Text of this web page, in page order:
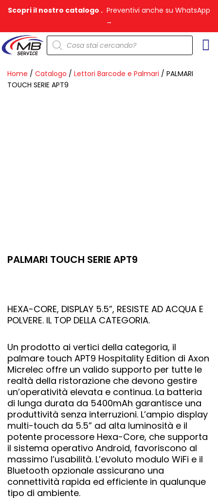
VaiScopri il nostro catalogo . Preventivi anche su WhatsApp
→
Products
search
Home / Catalogo / Lettori Barcode e Palmari / PALMARI
TOUCH SERIE APT9
PALMARI TOUCH SERIE APT9
HEXA-CORE, DISPLAY 5.5”, RESISTE AD ACQUA E
POLVERE. IL TOP DELLA CATEGORIA.
Un prodotto ai vertici della categoria, il
palmare touch APT9 Hospitality Edition di Axon
Micrelec offre un valido supporto per tutte le
realtà della ristorazione che devono gestire
un’operatività elevata e continua. La batteria
di lunga durata da 5400mAh garantisce una
produttività senza interruzioni. L’ampio display
multi-touch da 5.5” ad alta luminosità e il
potente processore Hexa-Core, che supporta
il sistema operativo Android, favoriscono al
massimo l’usabilità. L’evoluto modulo WiFi e il
Bluetooth opzionale assicurano una
connettività rapida ed efficiente in qualunque
tipo di ambiente.